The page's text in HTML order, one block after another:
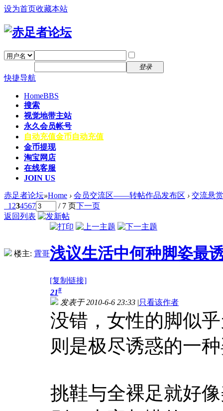
设为首页收藏本站
登录
快捷导航
HomeBBS
搜索
视觉地带主站
永久会员帐号
自动充值金币自动充值
金币提现
淘宝网店
在线客服
JOIN US
赤足者论坛»Home › 会员交流区——转帖作品发布区 › 交流悬赏
1 234567 / 7 页下一页
返回列表
楼主: 霄哥浅议生活中何种脚姿最
[复制链接]
21#
发表于 2010-6-6 23:33 |只看该作者
没错，女性的脚似
则是极尽诱惑的一
挑鞋与全裸足就好